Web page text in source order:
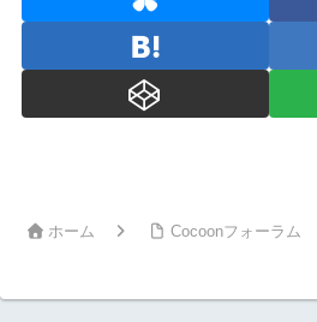
ホーム Cocoonフォーラム